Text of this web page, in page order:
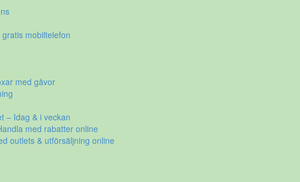
mobiltelefon
med gåvor
– Idag & i veckan
med rabatter online
outlets & utförsäljning online